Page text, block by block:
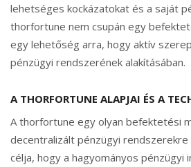
lehetséges kockázatokat és a saját
thorfortune nem csupán egy
egy lehetőség arra, hogy aktív
pénzügyi rendszerének alakításában.
A THORFORTUNE ALAPJAI ÉS A
A thorfortune egy olyan befektetési
decentralizált pénzügyi rendszerekre
célja, hogy a hagyományos pénzügyi